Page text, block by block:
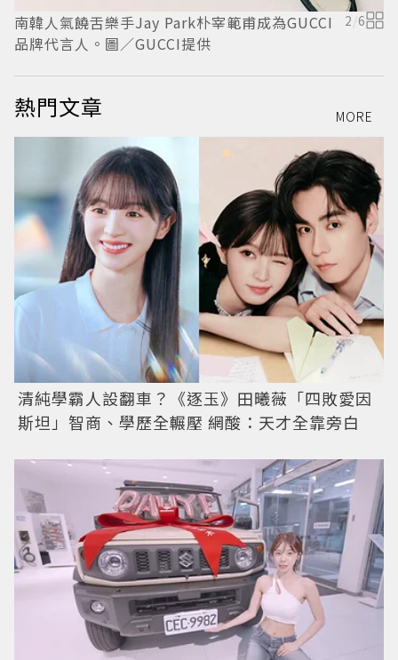
南韓人氣饒舌樂手Jay Park朴宰範甫成為GUCCI
品牌代言人。圖／GUCCI提供
2 /6
熱門文章 MORE
清純學霸人設翻車？《逐玉》田曦薇「四敗愛因
斯坦」智商、學歷全輾壓 網酸：天才全靠旁白